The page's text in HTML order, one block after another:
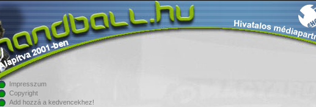
Impresszum
Copyright
Add hozzá a kedvencekhez!